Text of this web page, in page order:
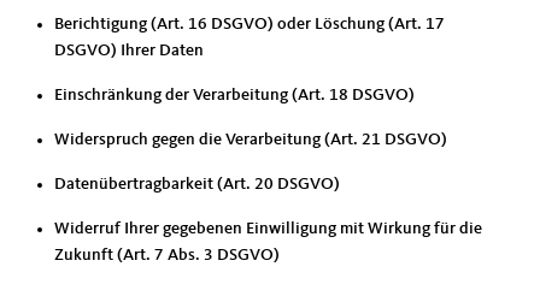
Berichtigung (Art. 16 DSGVO) oder Löschung (Art. 17
DSGVO) Ihrer Daten
Einschränkung der Verarbeitung (Art. 18 DSGVO)
Widerspruch gegen die Verarbeitung (Art. 21 DSGVO)
Datenübertragbarkeit (Art. 20 DSGVO)
Widerruf Ihrer gegebenen Einwilligung mit Wirkung für die
Zukunft (Art. 7 Abs. 3 DSGVO)